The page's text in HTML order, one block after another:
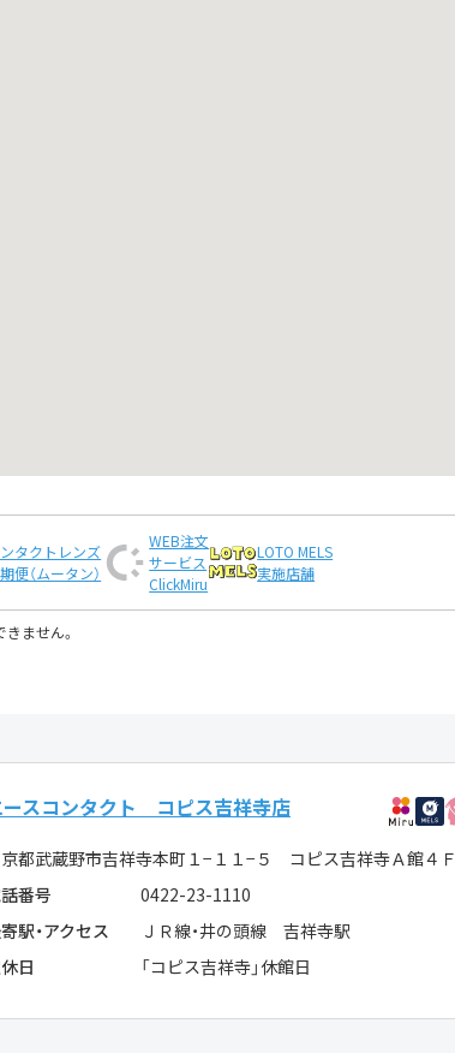
タクトレンズ
便（ムータン）
WEB注文
サービス
ClickMiru
LOTO MELS
実施店舗
ません。
ースコンタクト コピス吉祥寺店
都武蔵野市吉祥寺本町１−１１−５ コピス吉祥寺Ａ館４Ｆ
番号
0422-23-1110
駅・アクセス
ＪＲ線・井の頭線 吉祥寺駅
日
「コピス吉祥寺」休館日